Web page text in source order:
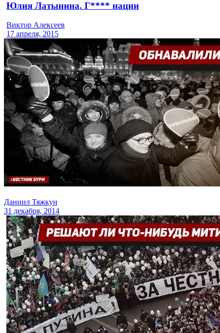
Юлия Латынина. Г**** нации
Виктор Алексеев
17 апреля, 2015
Даниил Тяжкун
31 декабря, 2014